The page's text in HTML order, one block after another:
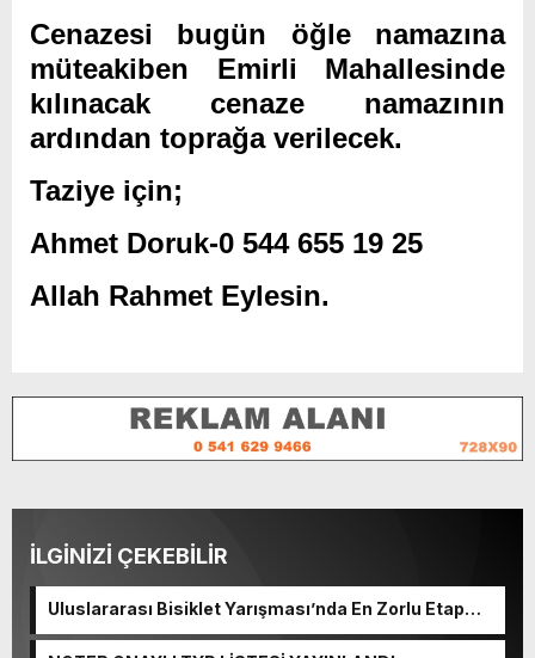
Cenazesi bugün öğle namazına
müteakiben Emirli Mahallesinde
kılınacak cenaze namazının
ardından toprağa verilecek.
Taziye için;
Ahmet Doruk-0 544 655 19 25
Allah Rahmet Eylesin.
İLGİNİZİ ÇEKEBİLİR
Uluslararası Bisiklet Yarışması’nda En Zorlu Etap